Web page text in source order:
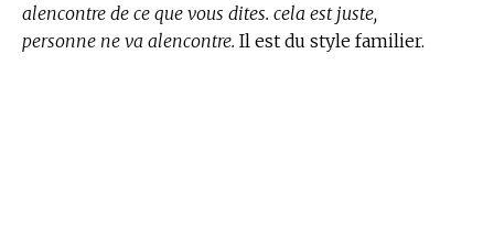
alencontre de ce que vous dites. cela est juste,
personne ne va alencontre. Il est du style familier.